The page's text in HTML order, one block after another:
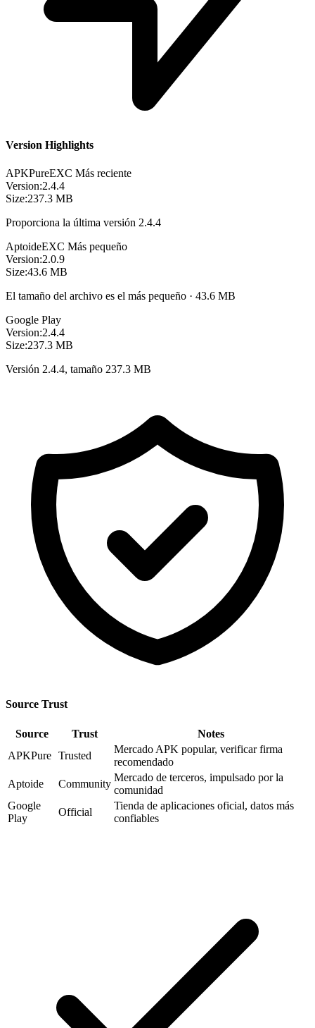
Version Highlights
APKPureEXC Más reciente
Version:2.4.4
Size:237.3 MB
Proporciona la última versión 2.4.4
AptoideEXC Más pequeño
Version:2.0.9
Size:43.6 MB
El tamaño del archivo es el más pequeño · 43.6 MB
Google Play
Version:2.4.4
Size:237.3 MB
Versión 2.4.4, tamaño 237.3 MB
Source Trust
Source Trust
Notes
APKPure Trusted
Mercado APK popular, verificar firma
recomendado
Aptoide
Community
Mercado de terceros, impulsado por la
comunidad
Google
Play
Official
Tienda de aplicaciones oficial, datos más
confiables